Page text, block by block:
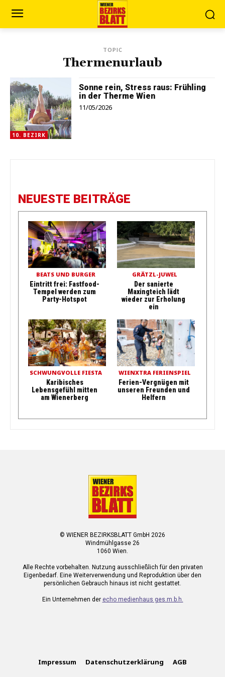
TOPIC
Thermenurlaub
10. BEZIRK
Sonne rein, Stress raus: Frühling
in der Therme Wien
11/05/2026
NEUESTE BEITRÄGE
BEATS UND BURGER
Eintritt frei: Fastfood-
Tempel werden zum
Party-Hotspot
GRÄTZL-JUWEL
Der sanierte
Maxingteich lädt
wieder zur Erholung
ein
SCHWUNGVOLLE FIESTA
Karibisches
Lebensgefühl mitten
am Wienerberg
WIENXTRA FERIENSPIEL
Ferien-Vergnügen mit
unseren Freunden und
Helfern
© WIENER BEZIRKSBLATT GmbH 2026
Windmühlgasse 26
1060 Wien.
Alle Rechte vorbehalten. Nutzung ausschließlich für den privaten
Eigenbedarf. Eine Weiterverwendung und Reproduktion über den
persönlichen Gebrauch hinaus ist nicht gestattet.
Ein Unternehmen der echo medienhaus ges.m.b.h.
Impressum Datenschutzerklärung AGB